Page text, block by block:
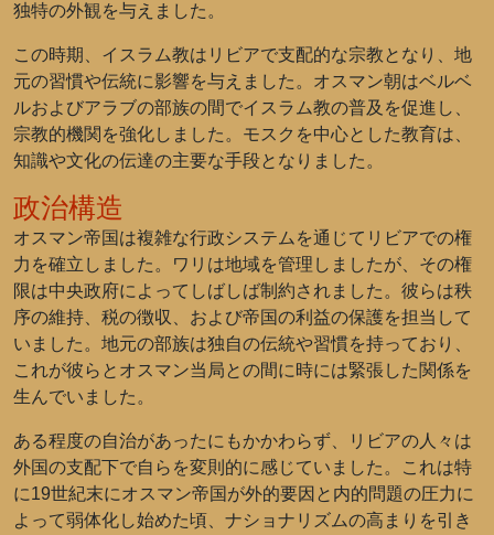
独特の外観を与えました。
この時期、イスラム教はリビアで支配的な宗教となり、地
元の習慣や伝統に影響を与えました。オスマン朝はベルベ
ルおよびアラブの部族の間でイスラム教の普及を促進し、
宗教的機関を強化しました。モスクを中心とした教育は、
知識や文化の伝達の主要な手段となりました。
政治構造
オスマン帝国は複雑な行政システムを通じてリビアでの権
力を確立しました。ワリは地域を管理しましたが、その権
限は中央政府によってしばしば制約されました。彼らは秩
序の維持、税の徴収、および帝国の利益の保護を担当して
いました。地元の部族は独自の伝統や習慣を持っており、
これが彼らとオスマン当局との間に時には緊張した関係を
生んでいました。
ある程度の自治があったにもかかわらず、リビアの人々は
外国の支配下で自らを変則的に感じていました。これは特
に19世紀末にオスマン帝国が外的要因と内的問題の圧力に
よって弱体化し始めた頃、ナショナリズムの高まりを引き